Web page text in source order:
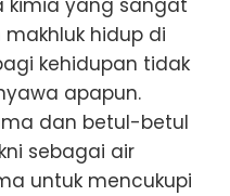
kimia yang sangat
hidup di
kehidupan tidak
apapun.
dan betul-betul
sebagai air
untuk mencukupi